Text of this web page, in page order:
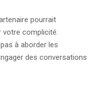
pourrait
complicité.
à aborder les
des conversations